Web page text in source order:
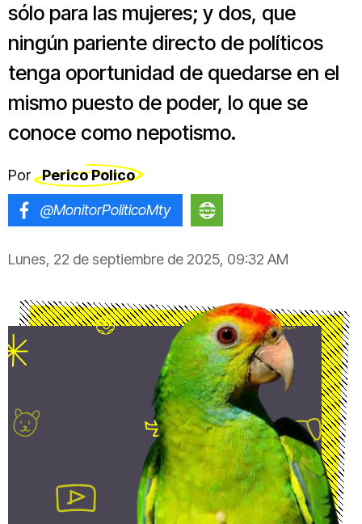
sólo para las mujeres; y dos, que
ningún pariente directo de políticos
tenga oportunidad de quedarse en el
mismo puesto de poder, lo que se
conoce como nepotismo.
Por Perico Polico
@MonitorPoliticoMty
Lunes, 22 de septiembre de 2025, 09:32 AM